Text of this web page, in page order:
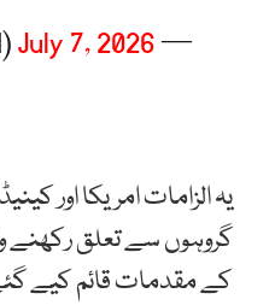
— FBI Most Wanted (@FBIMostWanted)
July 7, 2026
یہ الزامات امریکا اور
کے مقدمات قائم کیے گئے، جبکہ ان میں سے 24 افراد